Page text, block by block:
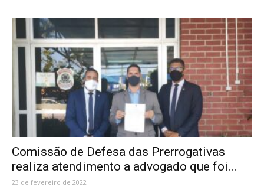
Comissão de Defesa das Prerrogativas
realiza atendimento a advogado que foi...
23 de fevereiro de 2022